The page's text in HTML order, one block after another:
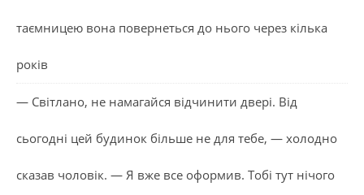
таємницею вона повернеться до нього через кілька
років
— Світлано, не намагайся відчинити двері. Від
сьогодні цей будинок більше не для тебе, — холодно
сказав чоловік. — Я вже все оформив. Тобі тут нічого